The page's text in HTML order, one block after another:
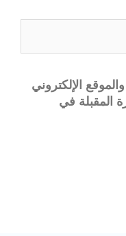
الإلكتروني
المقبلة في